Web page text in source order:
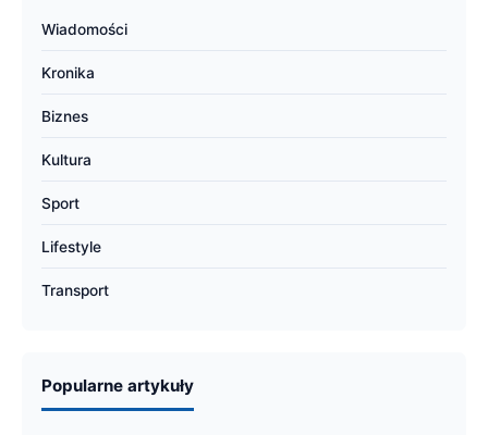
Wiadomości
Kronika
Biznes
Kultura
Sport
Lifestyle
Transport
Popularne artykuły